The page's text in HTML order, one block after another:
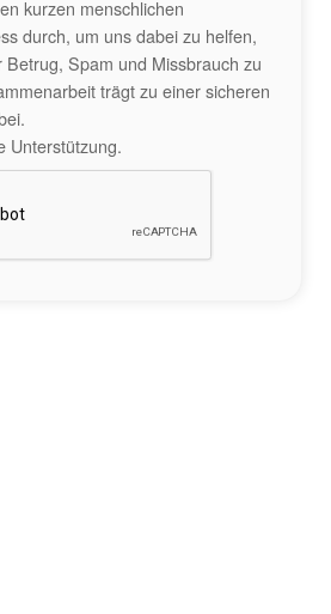
kurzen menschlichen
durch, um uns dabei zu helfen,
Betrug, Spam und Missbrauch zu
trägt zu einer sicheren
Unterstützung.